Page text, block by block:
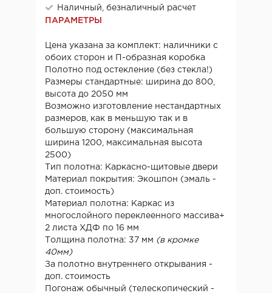
Наличный, безналичный расчет
ПАРАМЕТРЫ
Цена указана за комплект: наличники с
обоих сторон и П-образная коробка
Полотно под остекление (без стекла!)
Размеры стандартные: ширина до 800,
высота до 2050 мм
Возможно изготовление нестандартных
размеров, как в меньшую так и в
большую сторону (максимальная
ширина 1200, максимальная высота
2500)
Тип полотна: Каркасно-щитовые двери
Материал покрытия: Экошпон (эмаль -
доп. стоимость)
Материал полотна: Каркас из
многослойного переклеенного массива+
2 листа ХДФ по 16 мм
Толщина полотна: 37 мм (в кромке
40мм)
За полотно внутреннего открывания -
доп. стоимость
Погонаж обычный (телескопический -